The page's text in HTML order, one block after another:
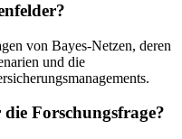
von Bayes-Netzen, deren
und die
Forschungsfrage?